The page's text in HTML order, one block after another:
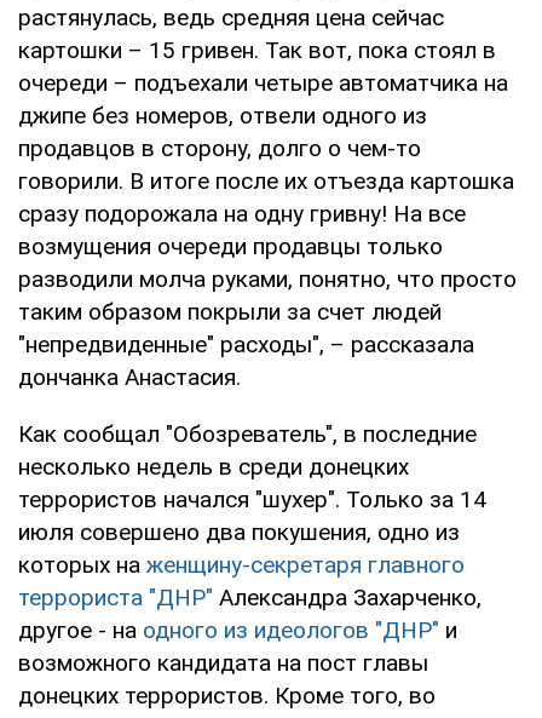
растянулась, ведь средняя цена сейчас
картошки – 15 гривен. Так вот, пока стоял в
очереди – подъехали четыре автоматчика на
джипе без номеров, отвели одного из
продавцов в сторону, долго о чем-то
говорили. В итоге после их отъезда картошка
сразу подорожала на одну гривну! На все
возмущения очереди продавцы только
разводили молча руками, понятно, что просто
таким образом покрыли за счет людей
"непредвиденные" расходы", – рассказала
дончанка Анастасия.
Как сообщал "Обозреватель", в последние
несколько недель в среди донецких
террористов начался "шухер". Только за 14
июля совершено два покушения, одно из
которых на женщину-секретаря главного
террориста "ДНР" Александра Захарченко,
другое - на одного из идеологов "ДНР" и
возможного кандидата на пост главы
донецких террористов. Кроме того, во